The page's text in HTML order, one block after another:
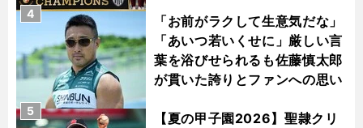
「お前がラクして生意気だな」
「あいつ若いくせに」厳しい言
葉を浴びせられるも佐藤慎太郎
が貫いた誇りとファンへの思い
4
【夏の甲子園2026】聖隷クリ
5